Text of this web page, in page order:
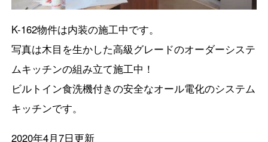
K-162物件は内装の施工中です。
写真は木目を生かした高級グレードのオーダーシステ
ムキッチンの組み立て施工中！
ビルトイン食洗機付きの安全なオール電化のシステム
キッチンです。
2020年4月7日更新